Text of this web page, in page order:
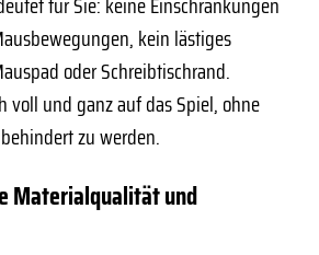
kein lästiges
oder Schreibtischrand.
voll und ganz auf das Spiel, ohne
zu werden.
Materialqualität und